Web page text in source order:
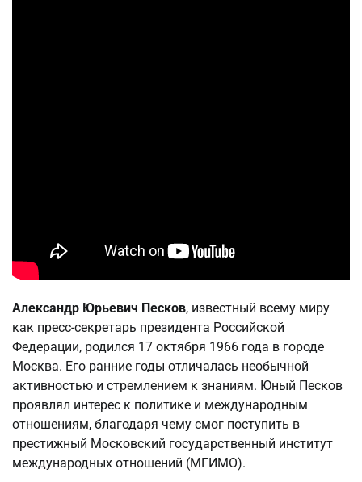
Александр Юрьевич Песков, известный всему миру
как пресс-секретарь президента Российской
Федерации, родился 17 октября 1966 года в городе
Москва. Его ранние годы отличалась необычной
активностью и стремлением к знаниям. Юный Песков
проявлял интерес к политике и международным
отношениям, благодаря чему смог поступить в
престижный Московский государственный институт
международных отношений (МГИМО).